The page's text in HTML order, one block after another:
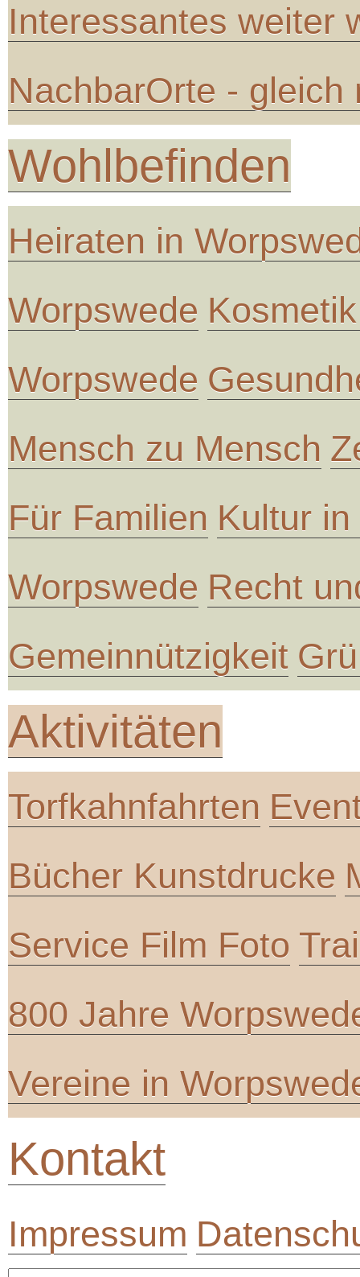
Interessantes weiter
NachbarOrte - gleich
Wohlbefinden
Heiraten in
Worpswede
Worpswede
Mensch zu Mensch
Für Familien Kultur
Worpswede Recht
Gemeinnützigkeit
Aktivitäten
Torfkahnfahrten
Bücher Kunstdrucke
Service Film Foto
800 Jahre
Vereine in
Kontakt
Impressum